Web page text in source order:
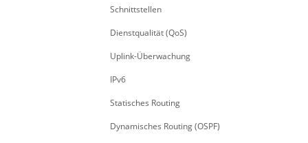
Schnittstellen
Dienstqualität (QoS)
Uplink-Überwachung
IPv6
Statisches Routing
Dynamisches Routing (OSPF)